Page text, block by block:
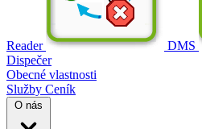
Reader
DMS
Dispečer
Obecné vlastnosti
Služby Ceník
O nás